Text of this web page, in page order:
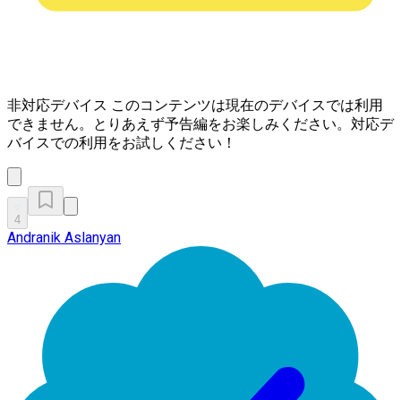
非対応デバイス このコンテンツは現在のデバイスでは利用
できません。とりあえず予告編をお楽しみください。対応デ
バイスでの利用をお試しください！
4
Andranik Aslanyan